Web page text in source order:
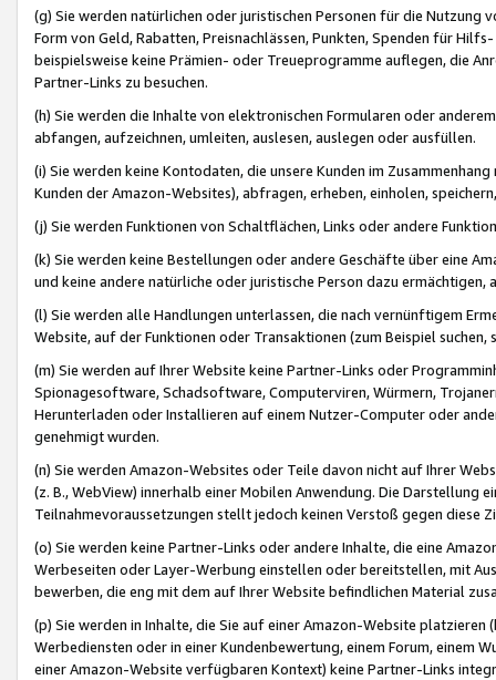
(g) Sie werden natürlichen oder juristischen Personen für die Nutzung
Form von Geld, Rabatten, Preisnachlässen, Punkten, Spenden für
beispielsweise keine Prämien- oder Treueprogramme auflegen, die
Partner-Links zu besuchen.
(h) Sie werden die Inhalte von elektronischen Formularen oder
abfangen, aufzeichnen, umleiten, auslesen, auslegen oder ausfüllen.
(i) Sie werden keine Kontodaten, die unsere Kunden im
Kunden der Amazon-Websites), abfragen, erheben, einholen,
(j) Sie werden Funktionen von Schaltflächen, Links oder andere
(k) Sie werden keine Bestellungen oder andere Geschäfte über eine
und keine andere natürliche oder juristische Person dazu
(l) Sie werden alle Handlungen unterlassen, die nach vernünftigem
Website, auf der Funktionen oder Transaktionen (zum Beispiel
(m) Sie werden auf Ihrer Website keine Partner-Links oder
Spionagesoftware, Schadsoftware, Computerviren, Würmern,
Herunterladen oder Installieren auf einem Nutzer-Computer oder
genehmigt wurden.
(n) Sie werden Amazon-Websites oder Teile davon nicht auf Ihrer
(z. B., WebView) innerhalb einer Mobilen Anwendung. Die Darstellung
Teilnahmevoraussetzungen stellt jedoch keinen Verstoß gegen diese
(o) Sie werden keine Partner-Links oder andere Inhalte, die eine
Werbeseiten oder Layer-Werbung einstellen oder bereitstellen, mit
bewerben, die eng mit dem auf Ihrer Website befindlichen Material
(p) Sie werden in Inhalte, die Sie auf einer Amazon-Website
Werbediensten oder in einer Kundenbewertung, einem Forum, einem
einer Amazon-Website verfügbaren Kontext) keine Partner-Links